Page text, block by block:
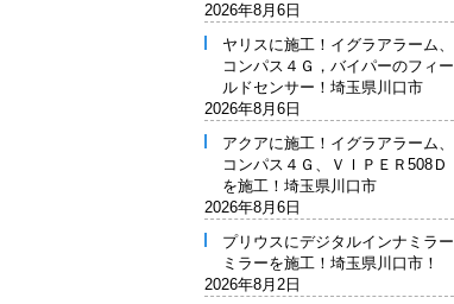
2026年8月6日
ヤリスに施工！イグラアラーム、
コンパス４Ｇ，バイパーのフィー
ルドセンサー！埼玉県川口市
2026年8月6日
アクアに施工！イグラアラーム、
コンパス４Ｇ、ＶＩＰＥＲ508Ｄ
を施工！埼玉県川口市
2026年8月6日
プリウスにデジタルインナミラー
ミラーを施工！埼玉県川口市！
2026年8月2日